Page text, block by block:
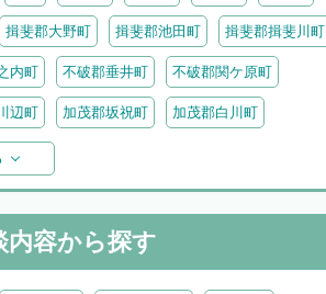
揖斐郡大野町 揖斐郡池田町 揖斐郡揖斐川町
内町 不破郡垂井町 不破郡関ケ原町
辺町 加茂郡坂祝町 加茂郡白川町
内容から探す